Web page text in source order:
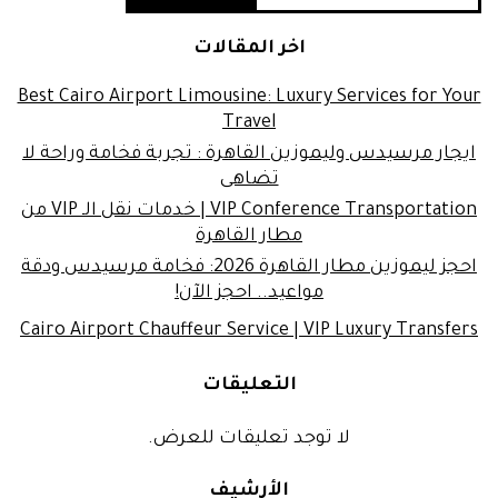
اخر المقالات
Best Cairo Airport Limousine: Luxury Services for Your
Travel
ايجار مرسيدس وليموزين القاهرة : تجربة فخامة وراحة لا
تضاهى
VIP Conference Transportation | خدمات نقل الـ VIP من
مطار القاهرة
احجز ليموزين مطار القاهرة 2026: فخامة مرسيدس ودقة
مواعيد.. احجز الآن!
Cairo Airport Chauffeur Service | VIP Luxury Transfers
التعليقات
لا توجد تعليقات للعرض.
الأرشيف